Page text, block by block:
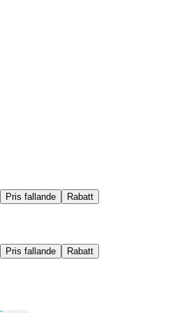
Pris fallande Rabatt
Pris fallande Rabatt